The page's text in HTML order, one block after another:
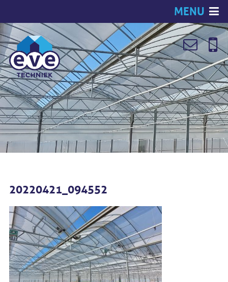
MENU
20220421_094552